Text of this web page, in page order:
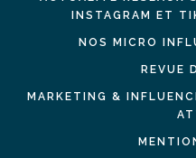
INSTAGRAM ET
NOS MICRO
REVUE
MARKETING &